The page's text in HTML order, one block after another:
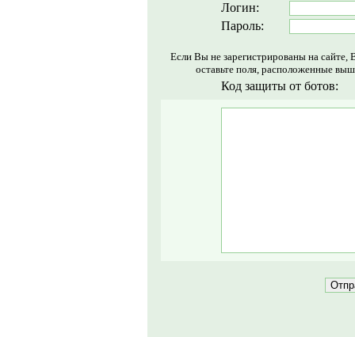
Логин:
Пароль:
Если Вы не зарегистрированы на
оставьте поля, расположенные
Код защиты от ботов: